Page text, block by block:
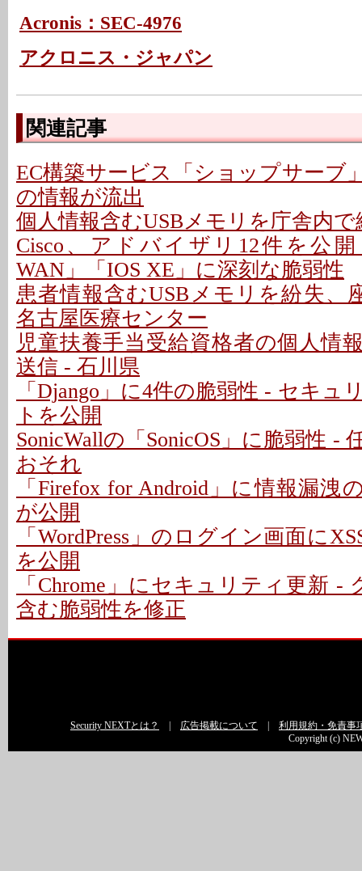
Acronis：SEC-4976
アクロニス・ジャパン
関連記事
EC構築サービス「ショップサーブ
の情報が流出
個人情報含むUSBメモリを庁舎内で
Cisco、アドバイザリ12件を公開
WAN」「IOS XE」に深刻な脆弱性
患者情報含むUSBメモリを紛失、
名古屋医療センター
児童扶養手当受給資格者の個人情
送信 - 石川県
「Django」に4件の脆弱性 - セキュ
トを公開
SonicWallの「SonicOS」に脆弱性 -
おそれ
「Firefox for Android」に情報漏洩
が公開
「WordPress」のログイン画面に
を公開
「Chrome」にセキュリティ更新 -
含む脆弱性を修正
Security NEXTとは？ 広告掲載について
利用規約・免責事
Copyright (c)